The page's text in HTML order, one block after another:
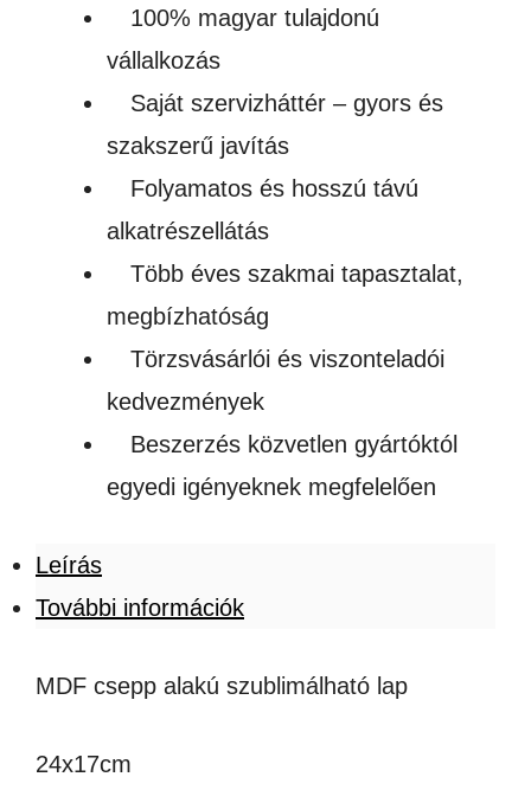
100% magyar tulajdonú
vállalkozás
Saját szervizháttér – gyors és
szakszerű javítás
Folyamatos és hosszú távú
alkatrészellátás
Több éves szakmai tapasztalat,
megbízhatóság
Törzsvásárlói és viszonteladói
kedvezmények
Beszerzés közvetlen gyártóktól
egyedi igényeknek megfelelően
Leírás
További információk
MDF csepp alakú szublimálható lap
24x17cm